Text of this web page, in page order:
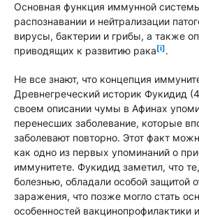
Основная функция иммунной
распознавании и нейтрализации
вирусы, бактерии и грибы, а также
приводящих к развитию рака[i].
Не все знают, что концепция
Древнегреческий историк Фукидид
своем описании чумы в Афинах
перенесших заболевание, которые
заболевают повторно. Этот факт
как одно из первых упоминаний о
иммунитете. Фукидид заметил, что
болезнью, обладали особой защитой
заражения, что позже могло стать
особенностей вакцинопрофилактики